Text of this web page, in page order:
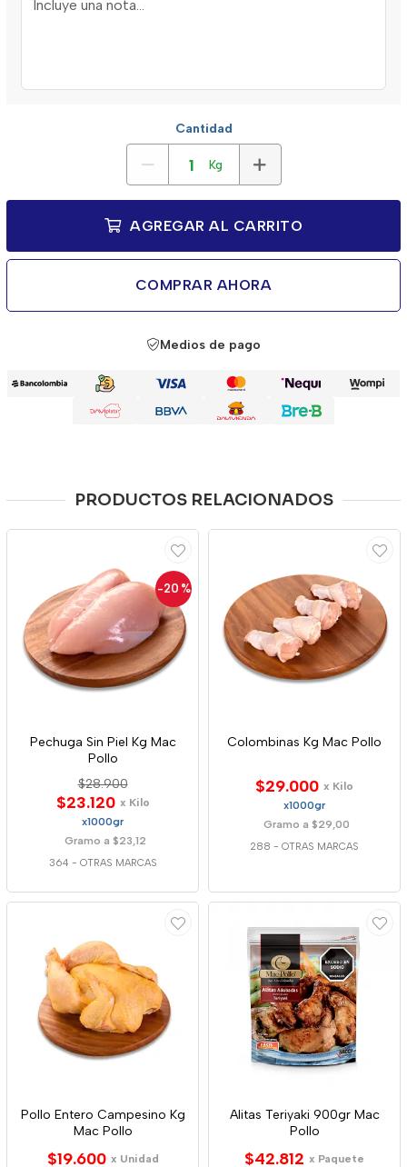
Cantidad
Kg
AGREGAR AL CARRITO
COMPRAR AHORA
Medios de pago
PRODUCTOS RELACIONADOS
-20 %
Pechuga Sin Piel Kg Mac
Pollo
$28.900
$23.120 x Kilo
x1000gr
Gramo a $23,12
364 - OTRAS MARCAS
Colombinas Kg Mac Pollo
$29.000 x Kilo
x1000gr
Gramo a $29,00
288 - OTRAS MARCAS
Pollo Entero Campesino Kg
Mac Pollo
$19.600 x Unidad
Alitas Teriyaki 900gr Mac
Pollo
$42.812 x Paquete